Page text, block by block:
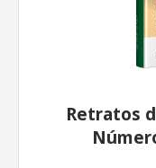
Retratos